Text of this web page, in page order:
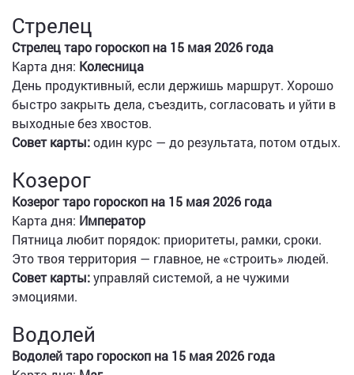
Стрелец
Стрелец таро гороскоп на 15 мая 2026 года
Карта дня: Колесница
День продуктивный, если держишь маршрут. Хорошо
быстро закрыть дела, съездить, согласовать и уйти в
выходные без хвостов.
Совет карты:один курс — до результата, потом отдых.
Козерог
Козерог таро гороскоп на 15 мая 2026 года
Карта дня: Император
Пятница любит порядок: приоритеты, рамки, сроки.
Это твоя территория — главное, не «строить» людей.
Совет карты:управляй системой, а не чужими
эмоциями.
Водолей
Водолей таро гороскоп на 15 мая 2026 года